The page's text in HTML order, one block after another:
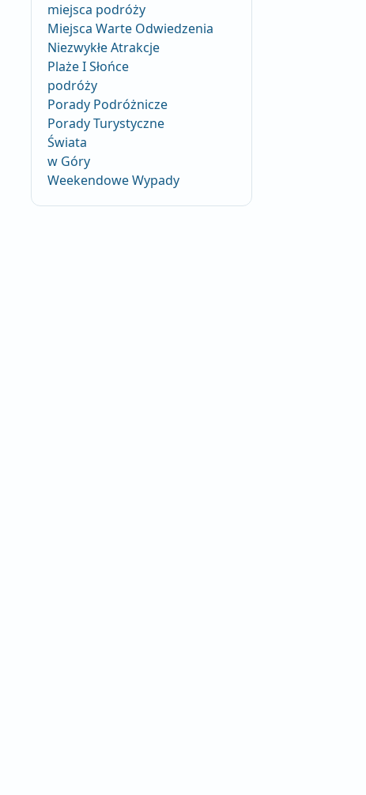
miejsca podróży
Miejsca Warte Odwiedzenia
Niezwykłe Atrakcje
Plaże I Słońce
podróży
Porady Podróżnicze
Porady Turystyczne
Świata
w Góry
Weekendowe Wypady